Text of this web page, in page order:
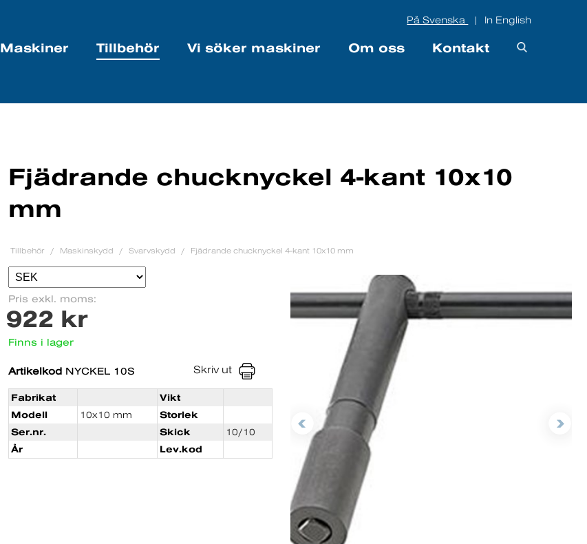
På Svenska In English
Maskiner Tillbehör Vi söker maskiner Om oss Kontakt
Fjädrande chucknyckel 4-kant 10x10
mm
Tillbehör Maskinskydd Svarvskydd Fjädrande chucknyckel 4-kant 10x10 mm
Pris exkl. moms:
922 kr
Finns i lager
Artikelkod NYCKEL 10S Skriv ut
Fabrikat
Vikt
Modell
10x10 mm
Storlek
Ser.nr.
Skick
10/10
År
Lev.kod